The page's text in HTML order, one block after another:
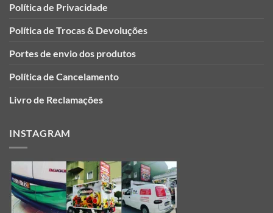
Política de Privacidade
Política de Trocas & Devoluções
Portes de envio dos produtos
Política de Cancelamento
Livro de Reclamações
INSTAGRAM